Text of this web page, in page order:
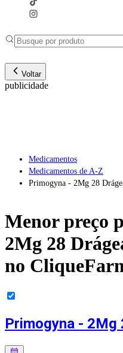
Voltar
publicidade
Medicamentos
Medicamentos de A-Z
Primogyna - 2Mg 28
Menor preço
2Mg 28
no
Primogyna - 2Mg